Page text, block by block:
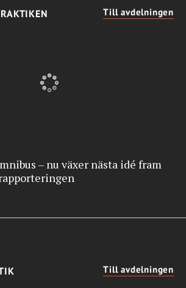
Till avdelningen
– nu växer nästa idé fram
Till avdelningen